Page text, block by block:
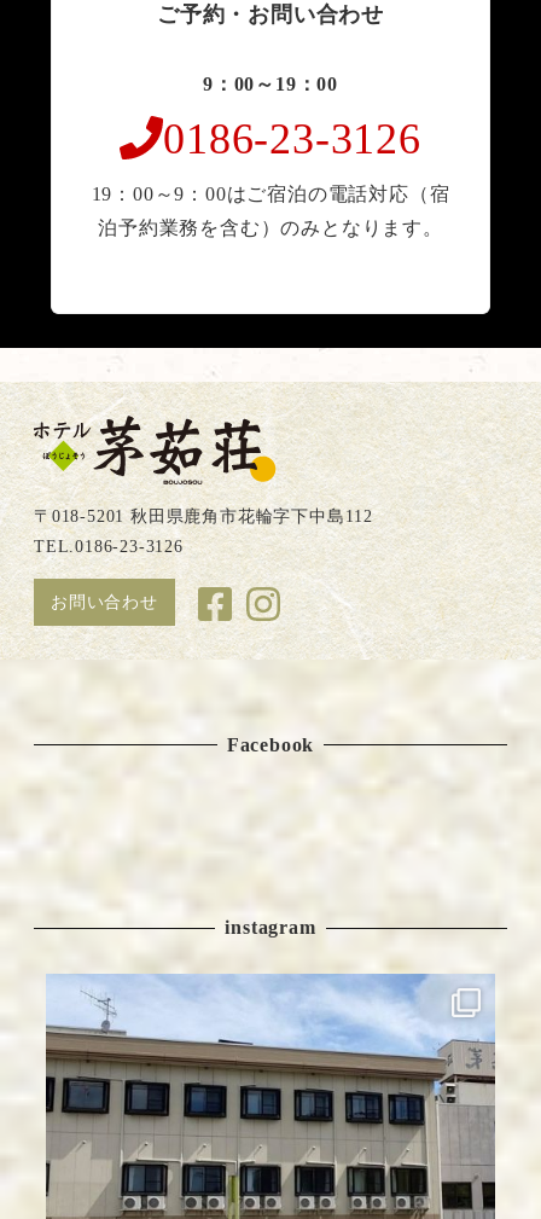
ご予約・お問い合わせ
9：00～19：00
0186-23-3126
19：00～9：00はご宿泊の電話対応（宿
泊予約業務を含む）のみとなります。
〒018-5201 秋田県鹿角市花輪字下中島112
TEL.0186-23-3126
お問い合わせ
Facebook
instagram